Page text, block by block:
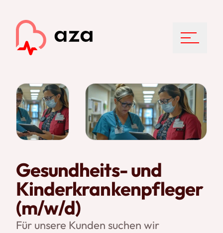
Menu
Gesundheits- und
Kinderkrankenpfleger
(m/w/d)
Für unsere Kunden suchen wir